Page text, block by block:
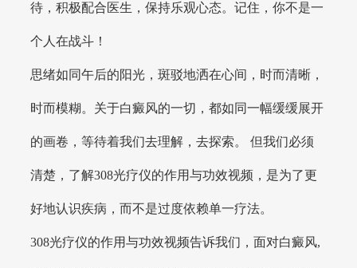
待，积极配合医生，保持乐观心态。记住，你不是一
个人在战斗！
思绪如同午后的阳光，斑驳地洒在心间，时而清晰，
时而模糊。关于白癜风的一切，都如同一幅缓缓展开
的画卷，等待着我们去理解，去探索。 但我们必须
清楚，了解308光疗仪的作用与功效视频，是为了更
好地认识疾病，而不是过度依赖单一疗法。
308光疗仪的作用与功效视频告诉我们，面对白癜风,